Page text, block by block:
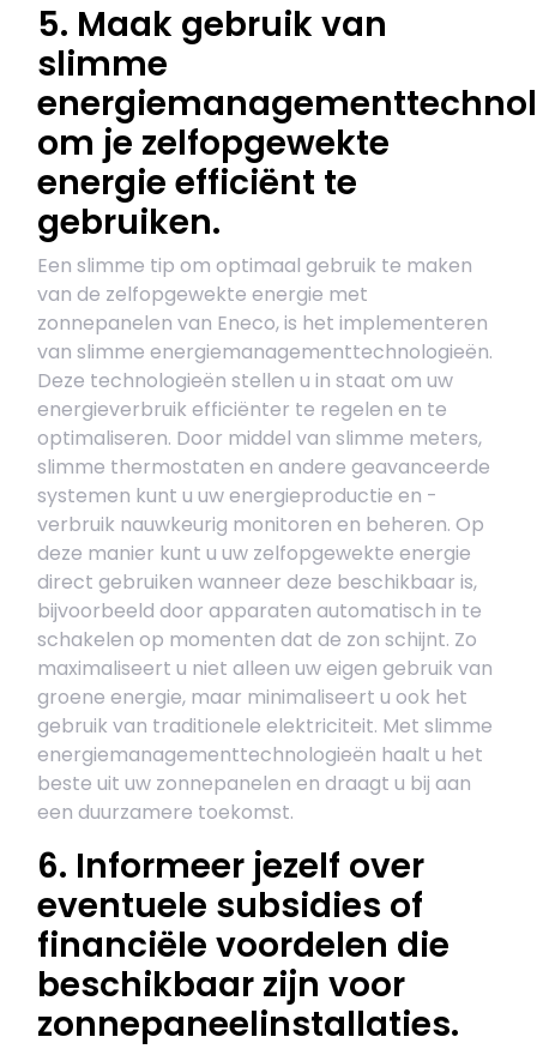
5. Maak gebruik van
slimme
om je zelfopgewekte
energie efficiënt te
gebruiken.
Een slimme tip om optimaal gebruik te maken
van de zelfopgewekte energie met
zonnepanelen van Eneco, is het implementeren
van slimme energiemanagementtechnologieën.
Deze technologieën stellen u in staat om uw
energieverbruik efficiënter te regelen en te
optimaliseren. Door middel van slimme meters,
slimme thermostaten en andere geavanceerde
systemen kunt u uw energieproductie en -
verbruik nauwkeurig monitoren en beheren. Op
deze manier kunt u uw zelfopgewekte energie
direct gebruiken wanneer deze beschikbaar is,
bijvoorbeeld door apparaten automatisch in te
schakelen op momenten dat de zon schijnt. Zo
maximaliseert u niet alleen uw eigen gebruik van
groene energie, maar minimaliseert u ook het
gebruik van traditionele elektriciteit. Met slimme
energiemanagementtechnologieën haalt u het
beste uit uw zonnepanelen en draagt u bij aan
een duurzamere toekomst.
6. Informeer jezelf over
eventuele subsidies of
financiële voordelen die
beschikbaar zijn voor
zonnepaneelinstallaties.